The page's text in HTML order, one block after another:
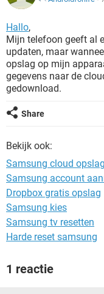
GRATIS
TIKTOK
GRATIS
TIKTOK
VIDEOBELLEN
INSTAGRAM
NETFLIX
GRATIS
TIKTOK
Hallo,
Mijn telefoon geeft al
updaten, maar
opslag op mijn
gegevens naar de
gedownload.
Share
Bekijk ook:
Samsung cloud opslag
Samsung account
Dropbox gratis opslag
Samsung kies
Samsung tv resetten
Harde reset samsung
1 reactie